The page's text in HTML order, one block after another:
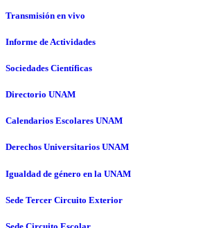
Transmisión en vivo
Informe de Actividades
Sociedades Científicas
Directorio UNAM
Calendarios Escolares UNAM
Derechos Universitarios UNAM
Igualdad de género en la UNAM
Sede Tercer Circuito Exterior